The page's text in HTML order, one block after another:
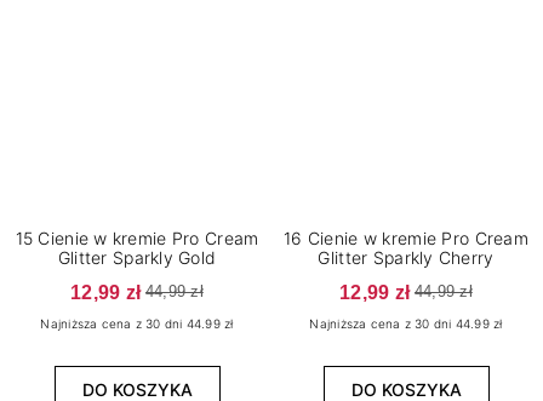
15 Cienie w kremie Pro Cream
Glitter Sparkly Gold
12,99 zł 44,99 zł
Najniższa cena z 30 dni 44.99 zł
DO KOSZYKA
16 Cienie w kremie Pro Cream
Glitter Sparkly Cherry
12,99 zł 44,99 zł
Najniższa cena z 30 dni 44.99 zł
DO KOSZYKA